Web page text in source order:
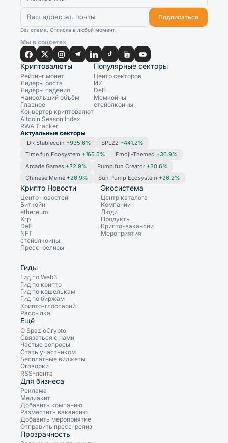
Подписаться
Без спама. Отписка в любой момент.
Мы в соцсетях
Криптовалюты
Рейтинг монет
Лидеры роста
Лидеры падения
Наибольший объём
Главное
Конвертер криптовалют
Altcoin Season Index
RWA Tracker
Популярные секторы
Центр секторов
ИИ
DeFi
Мемкойны
стейблкоины
Актуальные секторы
IDR Stablecoin +935.6% SPL22 +441.2%
Time.fun Ecosystem +165.5% Emoji-Themed +36.9%
Arcade Games +32.9% Pump.fun Creator +30.6%
Chinese Meme +26.9% Sun Pump Ecosystem +26.2%
Крипто Новости
Центр новостей
Биткойн
ethereum
Xrp
DeFi
NFT
стейблкоины
Пресс-релизы
Экосистема
Центр каталога
Компании
Люди
Продукты
Крипто-вакансии
Мероприятия
Гиды
Гид по Web3
Гид по крипто
Гид по кошелькам
Гид по биржам
Крипто-глоссарий
Рассылка
Ещё
О SpazioCrypto
Связаться с нами
Частые вопросы
Стать участником
Бесплатные виджеты
Оговорки
RSS-лента
Для бизнеса
Реклама
Медиакит
Добавить компанию
Разместить вакансию
Добавить мероприятие
Отправить пресс-релиз
Прозрачность